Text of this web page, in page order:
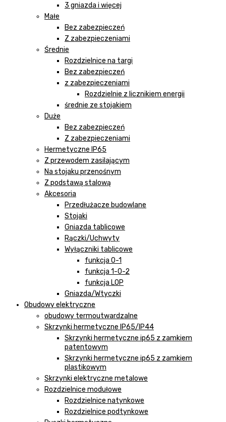
3 gniazda i więcej
Małe
Bez zabezpieczeń
Z zabezpieczeniami
Średnie
Rozdzielnice na targi
Bez zabezpieczeń
z zabezpieczeniami
Rozdzielnie z licznikiem energii
średnie ze stojakiem
Duże
Bez zabezpieczeń
Z zabezpieczeniami
Hermetyczne IP65
Z przewodem zasilającym
Na stojaku przenośnym
Z podstawą stalową
Akcesoria
Przedłużacze budowlane
Stojaki
Gniazda tablicowe
Rączki/Uchwyty
Wyłączniki tablicowe
funkcja 0-1
funkcja 1-0-2
funkcja LOP
Gniazda/Wtyczki
Obudowy elektryczne
obudowy termoutwardzalne
Skrzynki hermetyczne IP65/IP44
Skrzynki hermetyczne ip65 z zamkiem
patentowym
Skrzynki hermetyczne ip65 z zamkiem
plastikowym
Skrzynki elektryczne metalowe
Rozdzielnice modułowe
Rozdzielnice natynkowe
Rozdzielnice podtynkowe